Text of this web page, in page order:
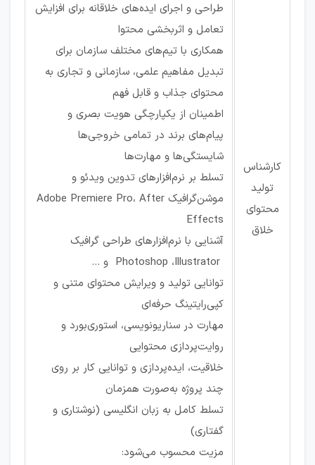
کارشناس
تولید
محتوای
خلاق
طراحی و اجرای ایده‌های خلاقانه برای افزایش
تعامل و اثربخشی محتوا
همکاری با تیم‌های مختلف سازمان برای
تبدیل مفاهیم علمی، سازمانی و تجاری به
محتوای جذاب و قابل فهم
اطمینان از یکپارچگی هویت بصری و
پیام‌های برند در تمامی خروجی‌ها
شایستگی‌ها و مهارت‌ها
تسلط بر نرم‌افزارهای تدوین ویدئو و
موشن‌گرافیک Adobe Premiere Pro، After
Effects
آشنایی با نرم‌افزارهای طراحی گرافیک
توانایی تولید و ویرایش محتوای متنی و
کپی‌رایتینگ حرفه‌ای
مهارت در سناریونویسی، استوری‌بورد و
روایت‌پردازی محتوایی
خلاقیت، ایده‌پردازی و توانایی کار بر روی
چند پروژه به‌صورت همزمان
تسلط کامل به زبان انگلیسی (نوشتاری و
گفتاری)
مزیت محسوب می‌شود: